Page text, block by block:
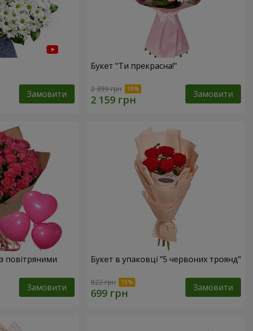
Замовити
Букет "Ти прекрасна!"
2 399 грн Замовити
повітряними
Замовити
Букет в упаковці "5 червоних троянд"
822 грн Замовити